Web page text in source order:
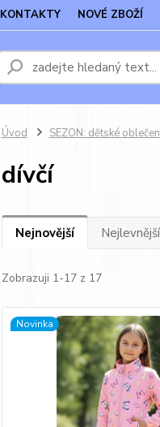
KONTAKTY NOVÉ ZBOŽÍ
Úvod SEZON: dětské
dívčí
Nejnovější Nejlevnější
Zobrazuji 1-17 z 17
Novinka